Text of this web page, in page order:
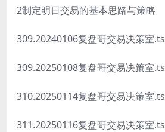
2制定明日交易的基本思路与策略
309.20240106复盘哥交易决策室.ts
309.20250108复盘哥交易决策室.ts
310.20250114复盘哥交易决策室.ts
311.20250116复盘哥交易决策室.ts